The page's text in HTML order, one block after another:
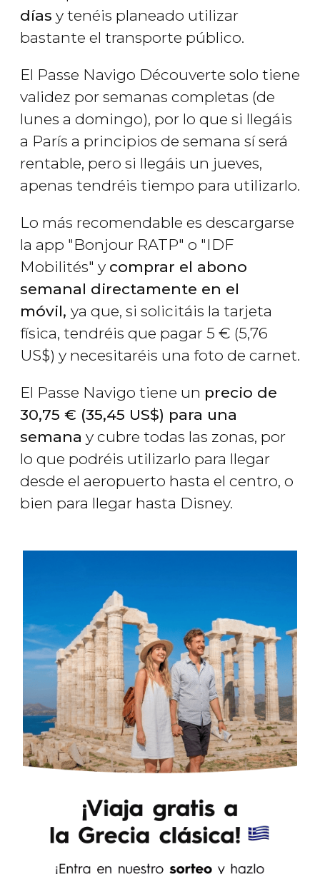
días y tenéis planeado utilizar
bastante el transporte público.
El Passe Navigo Découverte solo tiene
validez por semanas completas (de
lunes a domingo), por lo que si llegáis
a París a principios de semana sí será
rentable, pero si llegáis un jueves,
apenas tendréis tiempo para utilizarlo.
Lo más recomendable es descargarse
la app "Bonjour RATP" o "IDF
Mobilités" y comprar el abono
semanal directamente en el
móvil, ya que, si solicitáis la tarjeta
física, tendréis que pagar 5 € (5,76
US$) y necesitaréis una foto de carnet.​
El Passe Navigo tiene un precio de
30,75 € (35,45 US$) para una
semana y cubre todas las zonas, por
lo que podréis utilizarlo para llegar
desde el aeropuerto hasta el centro, o
bien para llegar hasta Disney.